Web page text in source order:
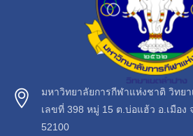
มหาวิทยาลัยการกีฬาแห่งชาติ วิทยา
เลขที่ 398 หมู่ 15 ต.บ่อแฮ้ว อ.เมือง
52100